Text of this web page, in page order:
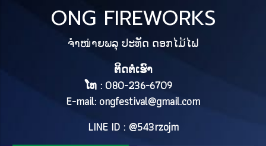
ONG FIREWORKS
ຈຳໜ່າຍພລຸ ປະທັດ ດອກໄມ້ໄຟ
ຕິດຕໍ່ເຮົາ
ໂທ : 080-236-6709
E-mail: ongfestival@gmail.com
LINE ID : @543rzojm